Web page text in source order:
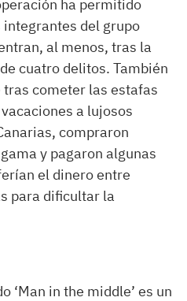
ha permitido
del grupo
al menos, tras la
cuatro delitos. También
tras cometer las estafas
a lujosos
compraron
y pagaron algunas
el dinero entre
para dificultar la
‘Man in the middle’ es un